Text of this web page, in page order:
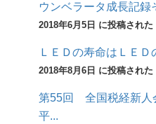
ウンベラータ成長記録
2018年6月5日 に投稿された
ＬＥＤの寿命はＬＥ
2018年8月6日 に投稿された
第55回 全国税経新人
平...